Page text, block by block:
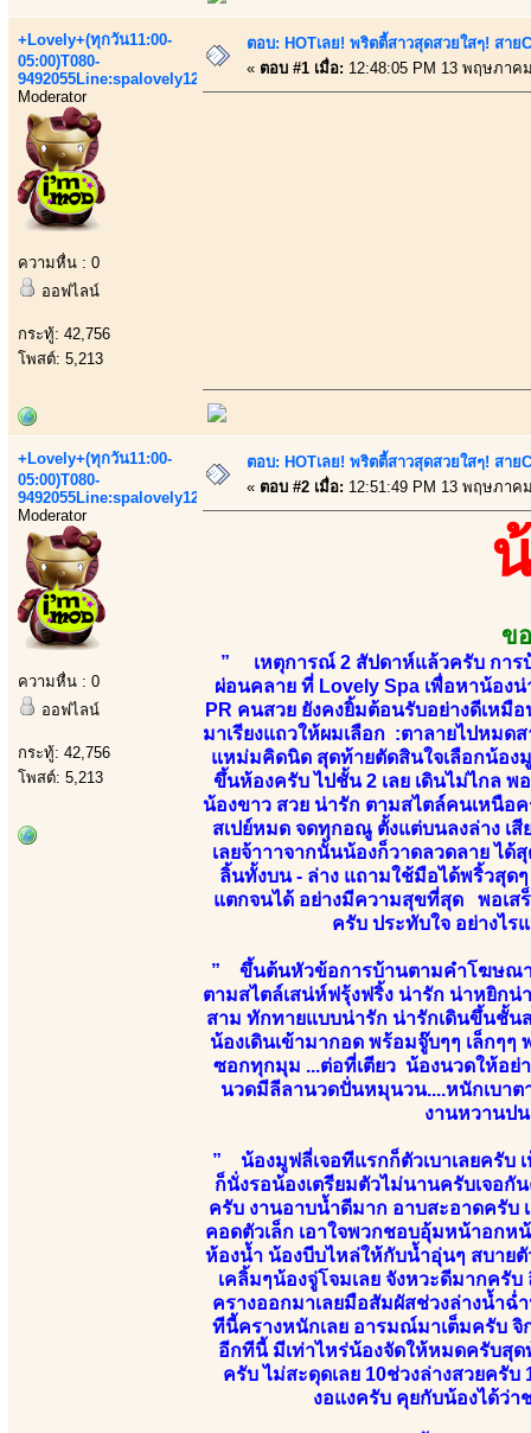
+Lovely+(ทุกวัน11:00-
05:00)T080-
9492055Line:spalovely123
Moderator
ความหื่น : 0
ออฟไลน์
กระทู้: 42,756
โพสต์: 5,213
ตอบ: HOTเลย! พริตตี้สาวสุดสวยใสๆ! สา
« ตอบ #1 เมื่อ: 12:48:05 PM 13 พฤษภาค
+Lovely+(ทุกวัน11:00-
05:00)T080-
9492055Line:spalovely123
Moderator
ความหื่น : 0
ออฟไลน์
กระทู้: 42,756
โพสต์: 5,213
ตอบ: HOTเลย! พริตตี้สาวสุดสวยใสๆ! สา
« ตอบ #2 เมื่อ: 12:51:49 PM 13 พฤษภาค
ข
” เหตุการณ์ 2 สัปดาห์แล้วครับ การ
ผ่อนคลาย ที่ Lovely Spa เพื่อหาน้อง
PR คนสวย ยังคงยิ้มต้อนรับอย่างดีเห
มาเรียงแถวให้ผมเลือก :ตาลายไปหมด
แหม่มคิดนิด สุดท้ายตัดสินใจเลือกน้อง
ขึ้นห้องครับ ไปชั้น 2 เลย เดินไม่ไกล
น้องขาว สวย น่ารัก ตามสไตล์คนเหนื
สเปย์หมด จดทุกอณู ตั้งแต่บนลงล่าง เ
เลยจ้าาาจากนั้นน้องก็วาดลวดลาย ไ
ลิ้นทั้งบน - ล่าง แถามใช้มือได้พริ้วสุ
แตกจนได้ อย่างมีความสุขที่สุด พอเส
ครับ ประทับใจ อย่างไ
” ขึ้นต้นหัวข้อการบ้านตามคำโฆษณา
ตามสไตล์เสน่ห์ฟรุ้งฟริ้ง น่ารัก น่าหยิก
สาม ทักทายแบบน่ารัก น่ารักเดินขึ้นชั้น
น้องเดินเข้ามากอด พร้อมจู๊บๆๆ เล็กๆ
ซอกทุกมุม ...ต่อที่เตียว น้องนวดให้อย่
นวดมีลีลานวดปั่นหมุนวน....หนักเบาต
งานหวานป
” น้องมูฟลี่เจอทีแรกก็ตัวเบาเลยครับ
ก็นั่งรอน้องเตรียมตัวไม่นานครับเจอ
ครับ งานอาบน้ำดีมาก อาบสะอาดครับ
คอดตัวเล็ก เอาใจพวกชอบอุ้มหน้าอกห
ห้องน้ำ น้องบีบไหล่ให้กับน้ำอุ่นๆ สบาย
เคลิ้มๆน้องจู่โจมเลย จังหวะดีมากครั
ครางออกมาเลยมือสัมผัสช่วงล่างน้ำฉ่
ทีนี้ครางหนักเลย อารมณ์มาเต็มครับ
อีกทีนี้ มีเท่าไหร่น้องจัดให้หมดครับสุด
ครับ ไม่สะดุดเลย 10ช่วงล่างสวยครับ
งอแงครับ คุยกับน้องได้ว่